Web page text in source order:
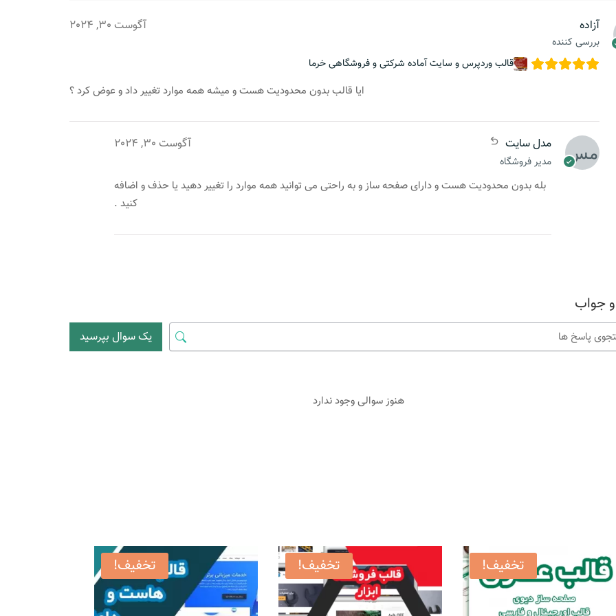
آزاده
بررسی کننده
آگوست 30, 2024
قالب وردپرس و سایت آماده شرکتی و فروشگاهی خرما
ایا قالب بدون محدودیت هست و میشه همه موارد تغییر داد و عوض کرد ؟
مدل سایت
مدیر فروشگاه
آگوست 30, 2024
بله بدون محدودیت هست و دارای صفحه ساز و به راحتی می توانید همه موارد را تغییر دهید یا حذف و اضافه
کنید .
جواب
یک سوال بپرسید
هنوز سوالی وجود ندارد
تخفیف! تخفیف! تخفیف!